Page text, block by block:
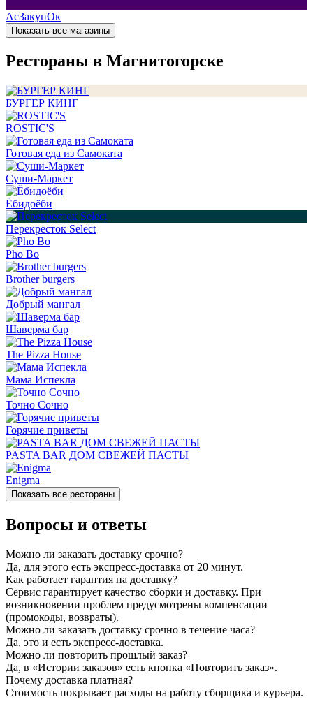
АсЗакупОк
Показать все магазины
Рестораны в Магнитогорске
БУРГЕР КИНГ
ROSTIC'S
Готовая еда из Самоката
Суши-Маркет
Ёбидоёби
Перекресток Select
Pho Bo
Brother burgers
Добрый мангал
Шаверма бар
The Pizza House
Мама Испекла
Точно Сочно
Горячие приветы
PASTA BAR ДОМ СВЕЖЕЙ ПАСТЫ
Enigma
Показать все рестораны
Вопросы и ответы
Можно ли заказать доставку срочно?
Да, для этого есть экспресс-доставка от 20 минут.
Как работает гарантия на доставку?
Сервис гарантирует качество сборки и доставку. При
возникновении проблем предусмотрены компенсации
(промокоды, возвраты).
Можно ли заказать доставку срочно в течение часа?
Да, это и есть экспресс-доставка.
Можно ли повторить прошлый заказ?
Да, в «Истории заказов» есть кнопка «Повторить заказ».
Почему доставка платная?
Стоимость покрывает расходы на работу сборщика и курьера.